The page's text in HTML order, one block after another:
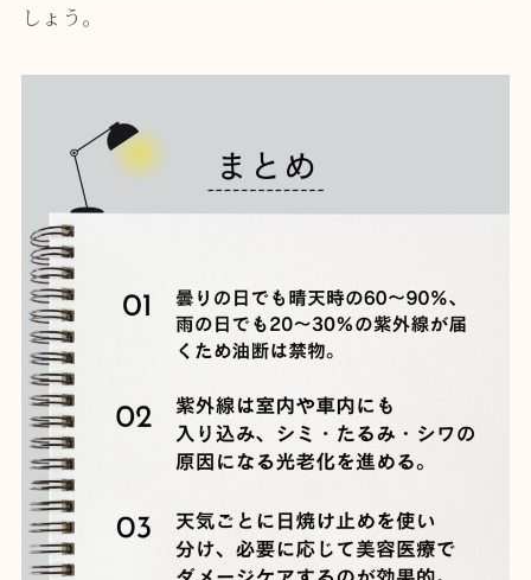
しょう。